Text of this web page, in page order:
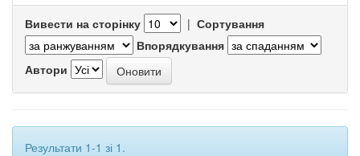
Вивести на сторінку | Сортування
Впорядкування
Автори
Результати 1-1 зі 1.